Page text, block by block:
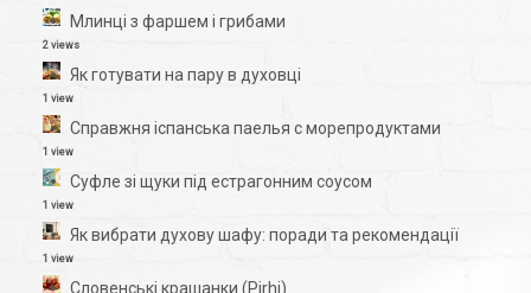
Млинці з фаршем і грибами
2 views
Як готувати на пару в духовці
1 view
Справжня іспанська паелья с морепродуктами
1 view
Суфле зі щуки під естрагонним соусом
1 view
Як вибрати духову шафу: поради та рекомендації
1 view
Словенські крашанки (Pirhi)